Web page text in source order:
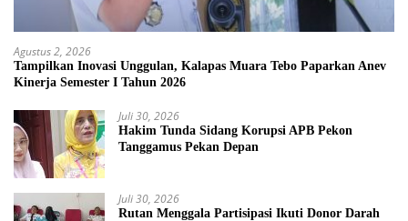
Agustus 2, 2026
Tampilkan Inovasi Unggulan, Kalapas Muara Tebo Paparkan Anev
Kinerja Semester I Tahun 2026
Juli 30, 2026
Hakim Tunda Sidang Korupsi APB Pekon
Tanggamus Pekan Depan
Juli 30, 2026
Rutan Menggala Partisipasi Ikuti Donor Darah